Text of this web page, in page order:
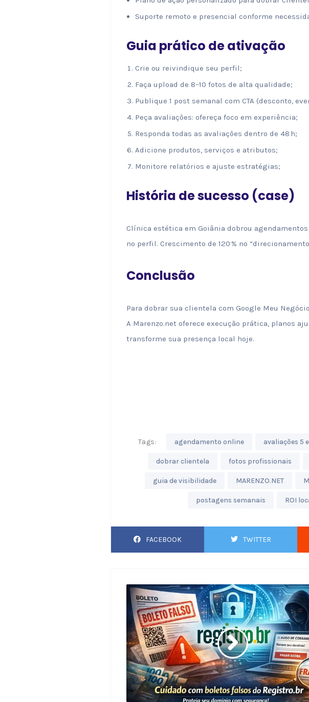
Suporte remoto e presencial conforme
Guia prático de ativação
Crie ou reivindique seu perfil;
Faça upload de 8–10 fotos de alta qualidade;
Publique 1 post semanal com CTA (desconto,
Peça avaliações: ofereça foco em experiência;
Responda todas as avaliações dentro de 48 h;
Adicione produtos, serviços e atributos;
Monitore relatórios e ajuste estratégias;
História de sucesso (case)
Clínica estética em Goiânia dobrou
no perfil. Crescimento de 120 % no
Conclusão
Para dobrar sua clientela com Google Meu
A Marenzo.net oferece execução prática, planos
transforme sua presença local hoje.
Tags: agendamento online avaliações 5
dobrar clientela fotos profissionais
guia de visibilidade MARENZO.NET
postagens semanais ROI
FACEBOOK TWITTER